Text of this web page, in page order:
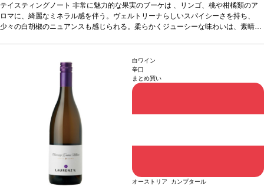
しい酸味が支え、調和がとれていて親しみやすい。口当たりも良く、すぐに愉しめ
る一本。葡萄品種100% グリューナー・ヴェルトリーナー葡萄品種サステナブル
認証*本ヴィンテージが在庫切れの場合、在庫があり価格が同様の場合は自動的に
テイスティングノート 非常に魅力的な果実のブーケは 、リンゴ、桃や柑橘類のア
ロマに、綺麗なミネラル感を伴う。ヴェルトリーナらしいスパイシーさを持ち、
少々の白胡椒のニュアンスも感じられる。柔らかくジューシーな味わいは、素晴ら
*本ヴィンテージが在庫切れの場合、在庫があり価格が同様の場合は自動的に
次のヴィンテージに変更されます、ご了承ください。
白ワイン
辛口
まとめ買い
オーストリア カンプタール